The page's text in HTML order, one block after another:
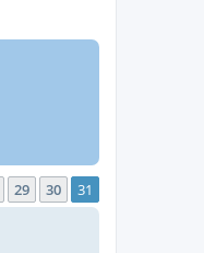
29 30 31